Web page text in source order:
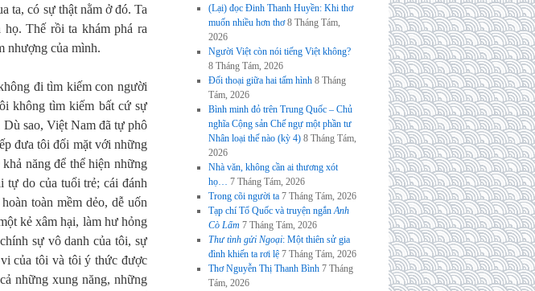
ta, có sự thật nằm ở đó. Ta
Thế rồi ta khám phá ra
nhượng của mình.
đi tìm kiếm con người
không tìm kiếm bất cứ sự
sao, Việt Nam đã tự phô
đưa tôi đối mặt với những
năng để thể hiện những
tự do của tuổi trẻ; cái đánh
toàn mềm dẻo, dễ uốn
kẻ xâm hại, làm hư hỏng
sự vô danh của tôi, sự
của tôi và tôi ý thức được
những xung năng, những
(Lại) đọc Đinh Thanh Huyền: Khi thơ
muốn nhiều hơn thơ 8 Tháng Tám,
2026
Người Việt còn nói tiếng Việt không?
8 Tháng Tám, 2026
Đối thoại giữa hai tấm hình 8 Tháng
Tám, 2026
Bình minh đỏ trên Trung Quốc – Chủ
nghĩa Cộng sản Chế ngự một phần tư
Nhân loại thế nào (kỳ 4) 8 Tháng Tám,
2026
Nhà văn, không cần ai thương xót
họ… 7 Tháng Tám, 2026
Trong cõi người ta 7 Tháng Tám, 2026
Tạp chí Tổ Quốc và truyện ngắnAnh
Cò Lấm 7 Tháng Tám, 2026
Thư tình gửi Ngoại: Một thiên sử gia
đình khiến ta rơi lệ 7 Tháng Tám, 2026
Thơ Nguyễn Thị Thanh Bình 7 Tháng
Tám, 2026